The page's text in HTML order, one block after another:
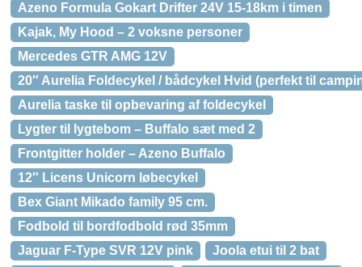
Azeno Formula Gokart Drifter 24V 15-18km i timen
Kajak, My Hood – 2 voksne personer
Mercedes GTR AMG 12V
20″ Aurelia Foldecykel / bådcykel Hvid (perfekt til
Aurelia taske til opbevaring af foldecykel
Lygter til lygtebom – Buffalo sæt med 2
Frontgitter holder – Azeno Buffalo
12″ Licens Unicorn løbecykel
Bex Giant Mikado family 95 cm.
Fodbold til bordfodbold rød 35mm
Jaguar F-Type SVR 12V pink
Joola etui til 2 bat